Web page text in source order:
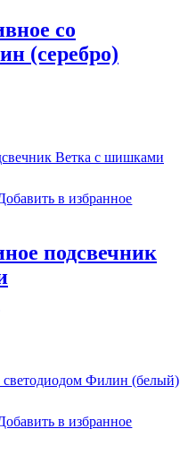
со
(серебро)
в избранное
подсвечник
в избранное